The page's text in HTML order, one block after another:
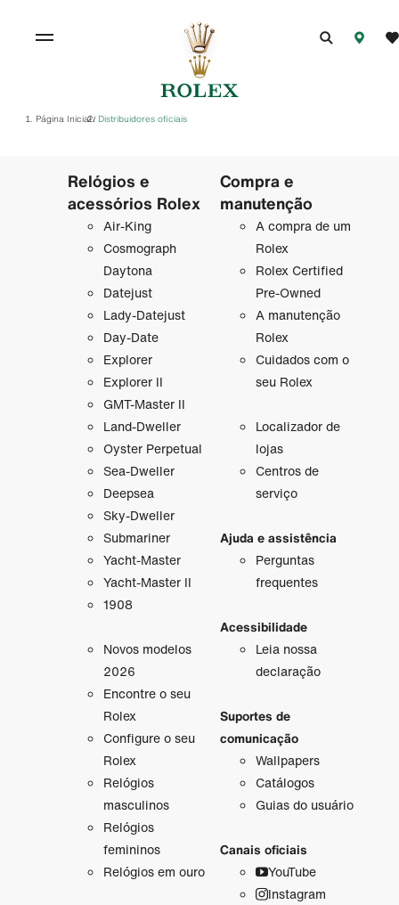
Página Inicial/ Distribuidores oficiais
Relógios e
acessórios Rolex
Air-King
Cosmograph
Daytona
Datejust
Lady-Datejust
Day-Date
Explorer
Explorer II
GMT-Master II
Land-Dweller
Oyster Perpetual
Sea-Dweller
Deepsea
Sky-Dweller
Submariner
Yacht-Master
Yacht-Master II
1908
Novos modelos
2026
Encontre o seu
Rolex
Configure o seu
Rolex
Relógios
masculinos
Relógios
femininos
Relógios em ouro
Compra e
manutenção
A compra de um
Rolex
Rolex Certified
Pre-Owned
A manutenção
Rolex
Cuidados com o
seu Rolex
Localizador de
lojas
Centros de
serviço
Ajuda e assistência
Perguntas
frequentes
Acessibilidade
Leia nossa
declaração
Suportes de
comunicação
Wallpapers
Catálogos
Guias do usuário
Canais oficiais
YouTube
Instagram